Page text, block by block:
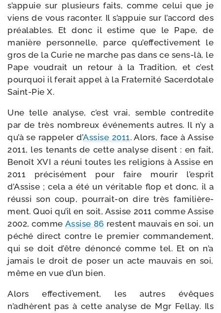
s’appuie sur plu­sieurs faits, comme celui que je
viens de vous racon­ter. Il s’appuie sur l’accord des
préa­lables. Et donc il estime que le Pape, de
manière per­son­nelle, parce qu’effectivement le
gros de la Curie ne marche pas dans ce sens-​là, le
Pape vou­drait un retour à la Tradition, et c’est
pour­quoi il ferait appel à la Fraternité Sacerdotale
Saint-​Pie X.
Une telle ana­lyse, c’est vrai, semble contre­dite
par de très nom­breux évé­ne­ments autres. Il n’y a
qu’à se rap­pe­ler d’Assise 2011. Alors, face à Assise
2011, les tenants de cette ana­lyse disent : en fait,
Benoît XVI a réuni toutes les reli­gions à Assise en
2011 pré­ci­sé­ment pour faire mou­rir l’esprit
d’Assise ; cela a été un véri­table flop et donc, il a
réus­si son coup, pourrait-​on dire très fami­liè­re­
ment. Quoi qu’il en soit, Assise 2011 comme Assise
2002, comme Assise 86res­tent mau­vais en soi, un
péché direct contre le pre­mier com­man­de­ment,
qui se doit d’être dénon­cé comme tel. Et on n’a
jamais le droit de poser un acte mau­vais en soi,
même en vue d’un bien.
Alors effec­ti­ve­ment, les autres évêques
n’adhèrent pas à cette ana­lyse de Mgr Fellay. Ils